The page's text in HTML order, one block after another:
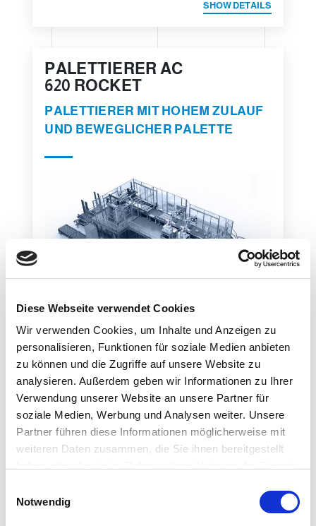
Diese Webseite verwendet Cookies
Wir verwenden Cookies, um Inhalte und Anzeigen zu
personalisieren, Funktionen für soziale Medien anbieten
zu können und die Zugriffe auf unsere Website zu
analysieren. Außerdem geben wir Informationen zu Ihrer
Verwendung unserer Website an unsere Partner für
soziale Medien, Werbung und Analysen weiter. Unsere
Partner führen diese Informationen möglicherweise mit
weiteren Daten zusammen, die Sie ihnen bereitgestellt
Notwendig
SHOW DETAILS
PALETTIERER AC
620 ROCKET
PALETTIERER MIT HOHEM ZULAUF
UND BEWEGLICHER PALETTE
SHOW DETAILS